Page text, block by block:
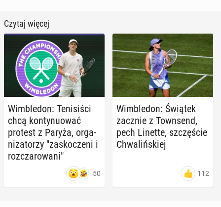
Czytaj więcej
Wim­ble­don: Te­ni­si­ści
chcą kon­ty­nu­ować
protest z Paryża, or­ga­
ni­za­to­rzy "za­sko­cze­ni i
roz­cza­ro­wa­ni"
50
Wim­ble­don: Świątek
zacznie z Town­send,
pech Linette, szczę­ście
Chwa­liń­skiej
112